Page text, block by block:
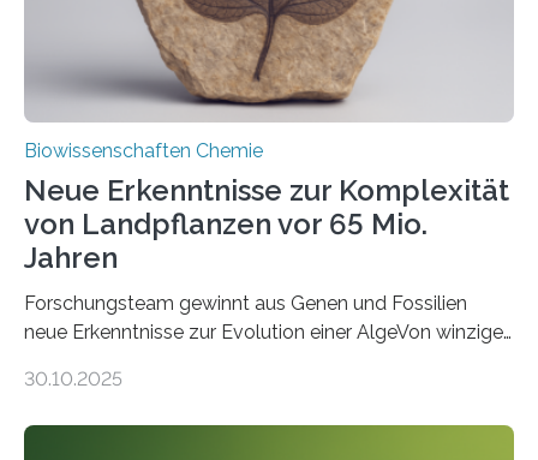
Fachzeitschrift…
Biowissenschaften Chemie
Neue Erkenntnisse zur Komplexität
von Landpflanzen vor 65 Mio.
Jahren
Forschungsteam gewinnt aus Genen und Fossilien
neue Erkenntnisse zur Evolution einer AlgeVon winzigen
Landpflanzen zählen zu den komplexesten
30.10.2025